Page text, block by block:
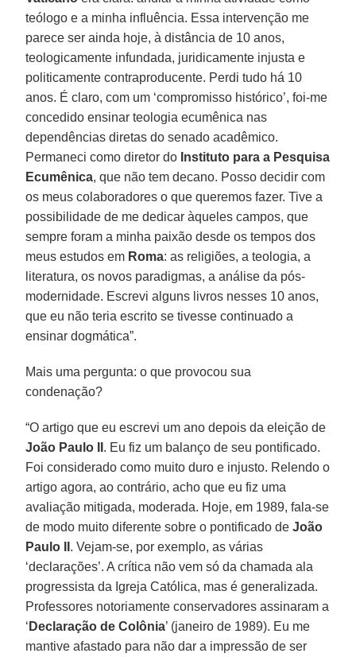
teólogo e a minha influência. Essa intervenção me
parece ser ainda hoje, à distância de 10 anos,
teologicamente infundada, juridicamente injusta e
politicamente contraproducente. Perdi tudo há 10
anos. É claro, com um ‘compromisso histórico’, foi-me
concedido ensinar teologia ecumênica nas
dependências diretas do senado acadêmico.
Permaneci como diretor do Instituto para a Pesquisa
Ecumênica, que não tem decano. Posso decidir com
os meus colaboradores o que queremos fazer. Tive a
possibilidade de me dedicar àqueles campos, que
sempre foram a minha paixão desde os tempos dos
meus estudos em Roma: as religiões, a teologia, a
literatura, os novos paradigmas, a análise da pós-
modernidade. Escrevi alguns livros nesses 10 anos,
que eu não teria escrito se tivesse continuado a
ensinar dogmática”.
Mais uma pergunta: o que provocou sua
condenação?
“O artigo que eu escrevi um ano depois da eleição de
João Paulo II . Eu fiz um balanço de seu pontificado.
Foi considerado como muito duro e injusto. Relendo o
artigo agora, ao contrário, acho que eu fiz uma
avaliação mitigada, moderada. Hoje, em 1989, fala-se
de modo muito diferente sobre o pontificado deJoão
Paulo II . Vejam-se, por exemplo, as várias
‘declarações’. A crítica não vem só da chamada ala
progressista da Igreja Católica, mas é generalizada.
Professores notoriamente conservadores assinaram a
‘ Declaração de Colônia’ (janeiro de 1989). Eu me
mantive afastado para não dar a impressão de ser